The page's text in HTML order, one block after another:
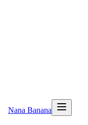
Nana Banana